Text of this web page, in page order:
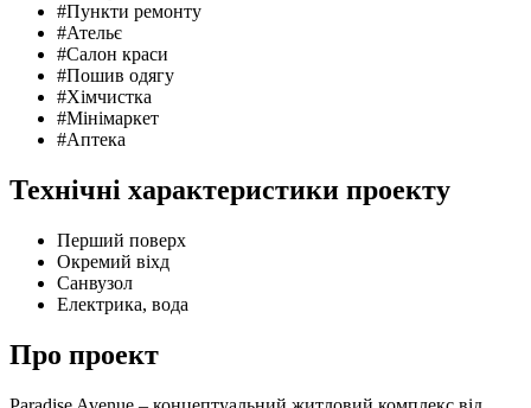
#Пункти ремонту
#Ательє
#Салон краси
#Пошив одягу
#Хімчистка
#Мінімаркет
#Аптека
Технічні характеристики проекту
Перший поверх
Окремий віхд
Санвузол
Електрика, вода
Про проект